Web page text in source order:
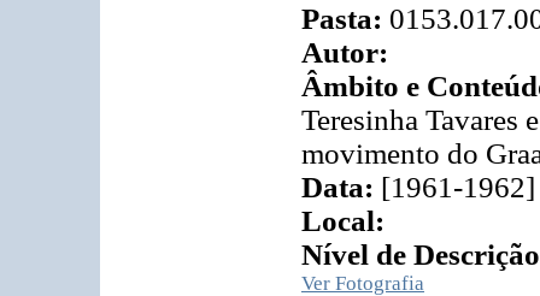
Pasta:
Autor:
Âmbito e
Teresinha Tavares
movimento do
Data: [1961-1962]
Local:
Nível de
Ver Fotografia